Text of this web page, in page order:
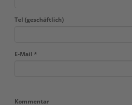
Tel (geschäftlich)
E-Mail *
Kommentar